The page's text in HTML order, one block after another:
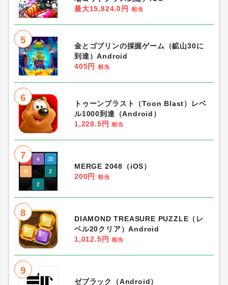
最大15,824.0円
相当
5
金とゴブリンの採掘ゲーム（鉱山30に
到達）Android
405円
相当
6
トゥーンブラスト（Toon Blast）レベ
ル1000到達（Android）
1,228.5円
相当
7
MERGE 2048（iOS）
200円
相当
8
DIAMOND TREASURE PUZZLE（レ
ベル20クリア）Android
1,012.5円
相当
9
ゼブラック（Android）